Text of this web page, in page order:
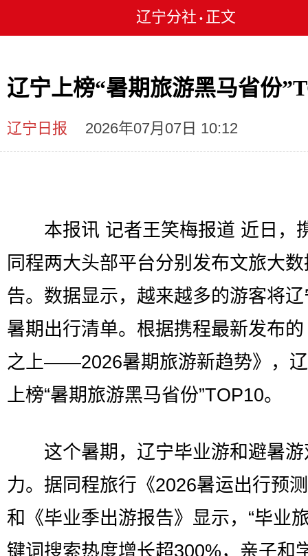
辽宁分社 • 正文
辽宁上榜“暑期旅游黑马省份
辽宁日报 2026年07月07日 10:12
本报讯 记者王笑梅报道 近日，
同程两大头部平台分别发布文旅大
告。数据显示，越来越多的游客将
暑期出行清单。根据携程最新发布
之上——2026暑期旅游新趋势》，
上榜“暑期旅游黑马省份”TOP10。
这个暑期，辽宁毕业游和避暑游
力。据同程旅行《2026暑运出行预
和《毕业季出游报告》显示，“毕业
键词搜索热度增长超300%，亲子和